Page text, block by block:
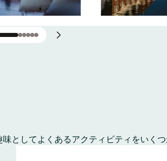
としてよくあるアクティビティをいくつ